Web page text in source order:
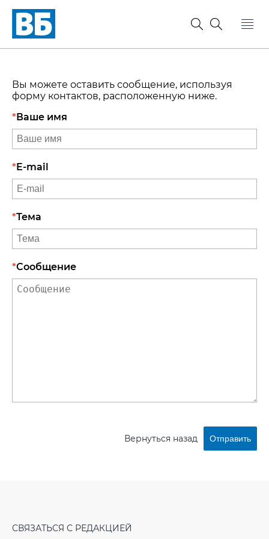
Вы можете оставить сообщение, используя
форму контактов, расположенную ниже.
Ваше имя
E-mail
Тема
Сообщение
Вернуться назад Отправить
СВЯЗАТЬСЯ С РЕДАКЦИЕЙ